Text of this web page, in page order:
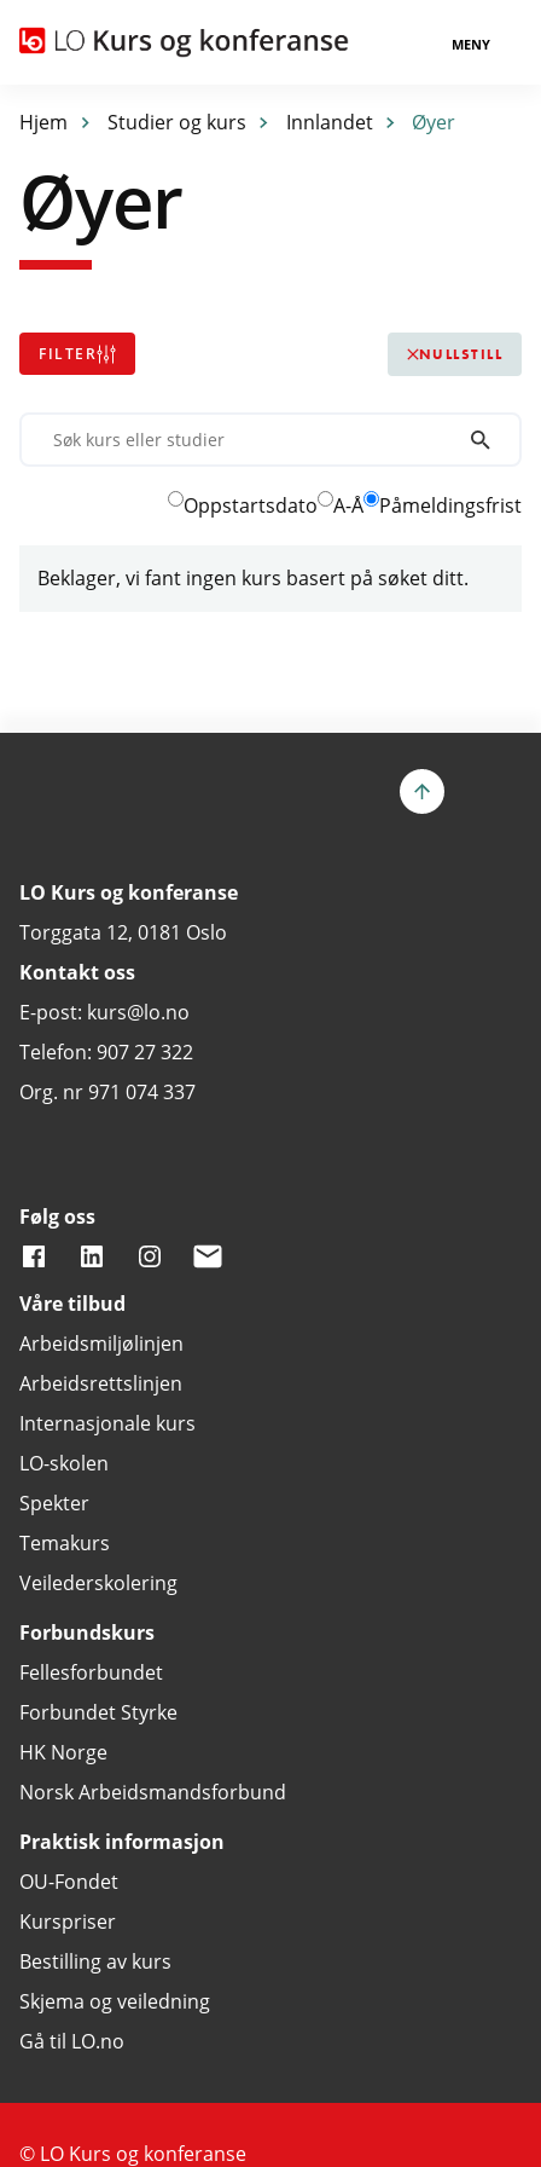
MENY
Hjem Studier og kurs Innlandet Øyer
Øyer
FILTER NULLSTILL
Oppstartsdato A-Å Påmeldingsfrist
Beklager, vi fant ingen kurs basert på søket ditt.
LO Kurs og konferanse
Torggata 12, 0181 Oslo
Kontakt oss
E-post: kurs@lo.no
Telefon: 907 27 322
Org. nr 971 074 337
Følg oss
Våre tilbud
Arbeidsmiljølinjen
Arbeidsrettslinjen
Internasjonale kurs
LO-skolen
Spekter
Temakurs
Veilederskolering
Forbundskurs
Fellesforbundet
Forbundet Styrke
HK Norge
Norsk Arbeidsmandsforbund
Praktisk informasjon
OU-Fondet
Kurspriser
Bestilling av kurs
Skjema og veiledning
Gå til LO.no
© LO Kurs og konferanse